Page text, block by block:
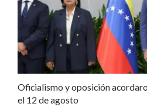
Oficialismo y oposición
el 12 de agosto